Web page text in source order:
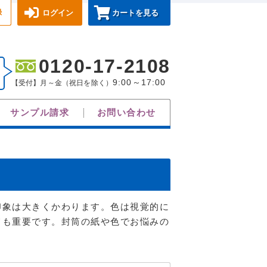
ログイン カートを見る
0120-17-2108
【受付】月～金（祝日を除く）9:00～17:00
サンプル請求 お問い合わせ
は大きくかわります。色は視覚的に
重要です。封筒の紙や色でお悩みの